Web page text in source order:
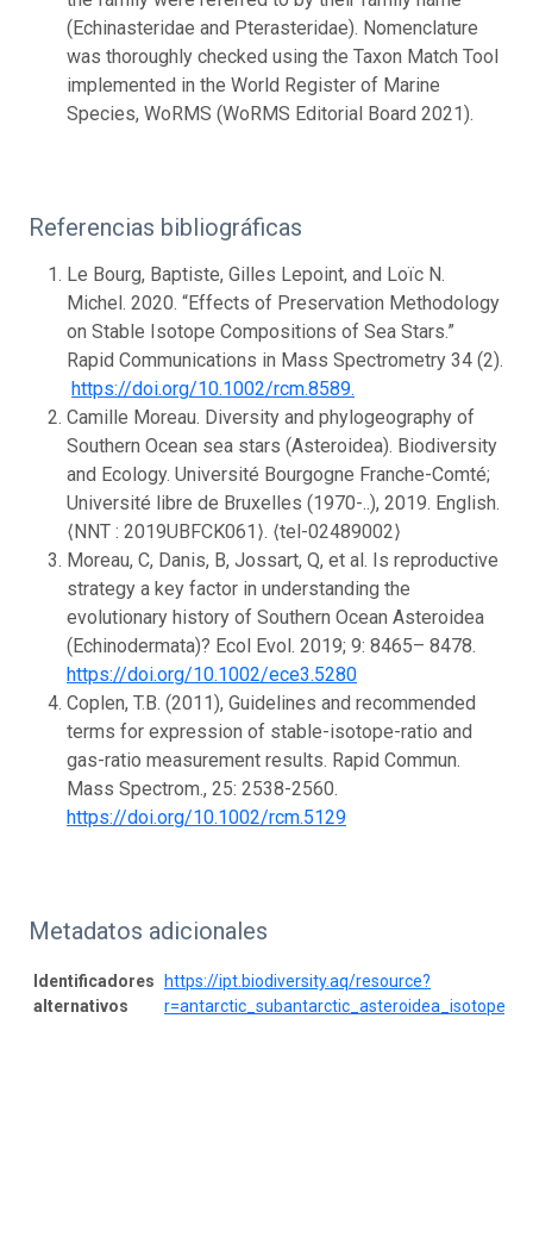
(Echinasteridae and Pterasteridae). Nomenclature
was thoroughly checked using the Taxon Match Tool
implemented in the World Register of Marine
Species, WoRMS (WoRMS Editorial Board 2021).
Referencias bibliográficas
Le Bourg, Baptiste, Gilles Lepoint, and Loïc N.
Michel. 2020. “Effects of Preservation Methodology
on Stable Isotope Compositions of Sea Stars.”
Rapid Communications in Mass Spectrometry 34 (2).
https://doi.org/10.1002/rcm.8589.
Camille Moreau. Diversity and phylogeography of
Southern Ocean sea stars (Asteroidea). Biodiversity
and Ecology. Université Bourgogne Franche-Comté;
Université libre de Bruxelles (1970-..), 2019. English.
⟨NNT : 2019UBFCK061⟩. ⟨tel-02489002⟩
Moreau, C, Danis, B, Jossart, Q, et al. Is reproductive
strategy a key factor in understanding the
evolutionary history of Southern Ocean Asteroidea
(Echinodermata)? Ecol Evol. 2019; 9: 8465– 8478.
https://doi.org/10.1002/ece3.5280
Coplen, T.B. (2011), Guidelines and recommended
terms for expression of stable-isotope-ratio and
gas-ratio measurement results. Rapid Commun.
Mass Spectrom., 25: 2538-2560.
https://doi.org/10.1002/rcm.5129
Metadatos adicionales
Identificadores
alternativos
https://ipt.biodiversity.aq/resource?
r=antarctic_subantarctic_asteroidea_isotopes